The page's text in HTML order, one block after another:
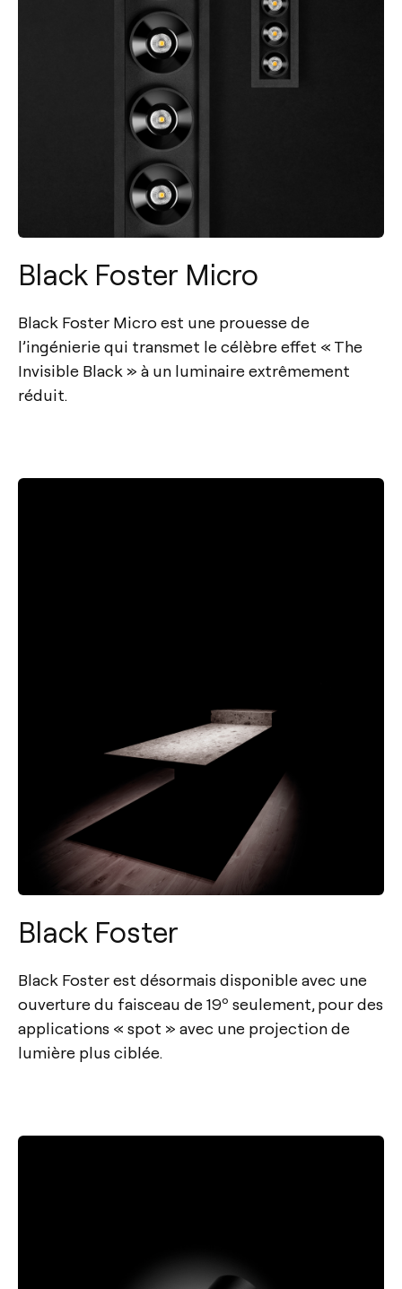
Black Foster Micro
Black Foster Micro est une prouesse de
l’ingénierie qui transmet le célèbre effet « The
Invisible Black » à un luminaire extrêmement
réduit.
Black Foster
Black Foster est désormais disponible avec une
ouverture du faisceau de 19º seulement, pour des
applications « spot » avec une projection de
lumière plus ciblée.